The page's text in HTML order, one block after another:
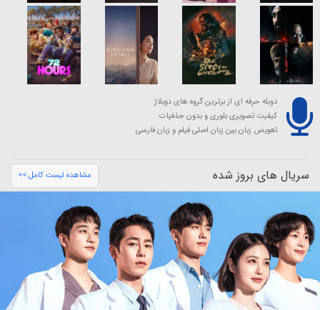
دوبله حرفه ای از برترین گروه های دوبلاژ
کیفیت تصویری بلوری و بدون حذفیات
تعویض زبان بین زبان اصلی فیلم و زبان فارسی
سریال های بروز شده مشاهده لیست کامل >>